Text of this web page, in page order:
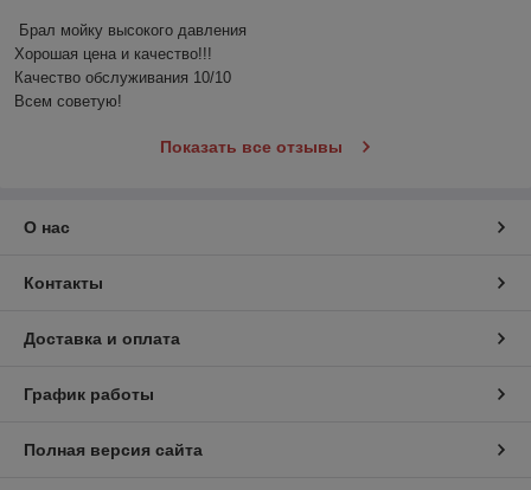
Брал мойку высокого давления
Хорошая цена и качество!!!
Качество обслуживания 10/10
Всем советую!
Показать все отзывы
О нас
Контакты
Доставка и оплата
График работы
Полная версия сайта